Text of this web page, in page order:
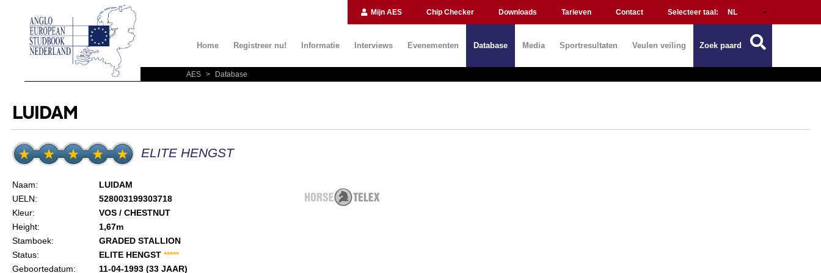
Mijn AES Chip Checker Downloads Tarieven Contact Selecteer taal:
Home Registreer nu! Informatie Interviews Evenementen Database Media Sportresultaten Veulen veiling Zoek paard
AES > Database
LUIDAM
ELITE HENGST
Naam:
LUIDAM
UELN:
528003199303718
Kleur:
VOS / CHESTNUT
Height:
1,67m
Stamboek:
GRADED STALLION
Status:
ELITE HENGST *****
Geboortedatum:
11-04-1993 (33 JAAR)